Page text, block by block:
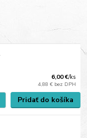
6,00 €/ks
4,88 € bez DPH
Pridať do košíka